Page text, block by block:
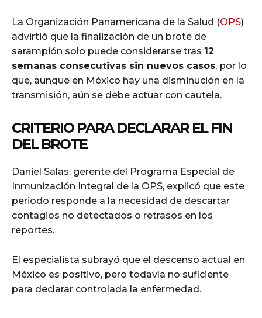
La Organización Panamericana de la Salud (OPS)
advirtió que la finalización de un brote de
sarampión solo puede considerarse tras 12
semanas consecutivas sin nuevos casos, por lo
que, aunque en México hay una disminución en la
transmisión, aún se debe actuar con cautela.
CRITERIO PARA DECLARAR EL FIN
DEL BROTE
Daniel Salas, gerente del Programa Especial de
Inmunización Integral de la OPS, explicó que este
periodo responde a la necesidad de descartar
contagios no detectados o retrasos en los
reportes.
El especialista subrayó que el descenso actual en
México es positivo, pero todavía no suficiente
para declarar controlada la enfermedad.